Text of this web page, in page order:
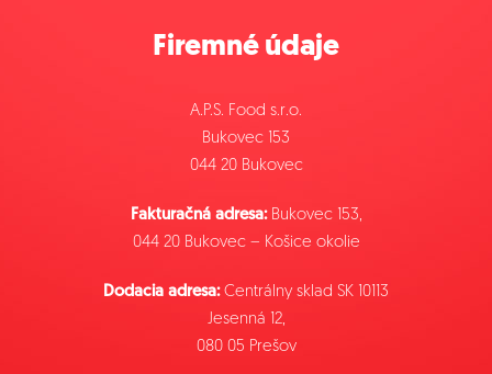
Firemné údaje
A.P.S. Food s.r.o.
Bukovec 153
044 20 Bukovec
Fakturačná adresa:Bukovec 153,
044 20 Bukovec – Košice okolie
Dodacia adresa:Centrálny sklad SK 10113
Jesenná 12,
080 05 Prešov